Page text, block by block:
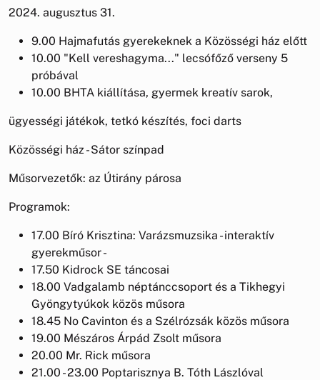
2024. augusztus 31.
9.00 Hajmafutás gyerekeknek a Közösségi ház előtt
10.00 "Kell vereshagyma..." lecsófőző verseny 5
próbával
10.00 BHTA kiállítása, gyermek kreatív sarok,
ügyességi játékok, tetkó készítés, foci darts
Közösségi ház - Sátor színpad
Műsorvezetők: az Útirány párosa
Programok:
17.00 Bíró Krisztina: Varázsmuzsika - interaktív
gyerekműsor -
17.50 Kidrock SE táncosai
18.00 Vadgalamb néptánccsoport és a Tikhegyi
Gyöngytyúkok közös műsora
18.45 No Cavinton és a Szélrózsák közös műsora
19.00 Mészáros Árpád Zsolt műsora
20.00 Mr. Rick műsora
21.00 - 23.00 Poptarisznya B. Tóth Lászlóval